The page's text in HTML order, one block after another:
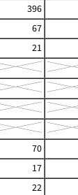
396
67
21
70
17
22